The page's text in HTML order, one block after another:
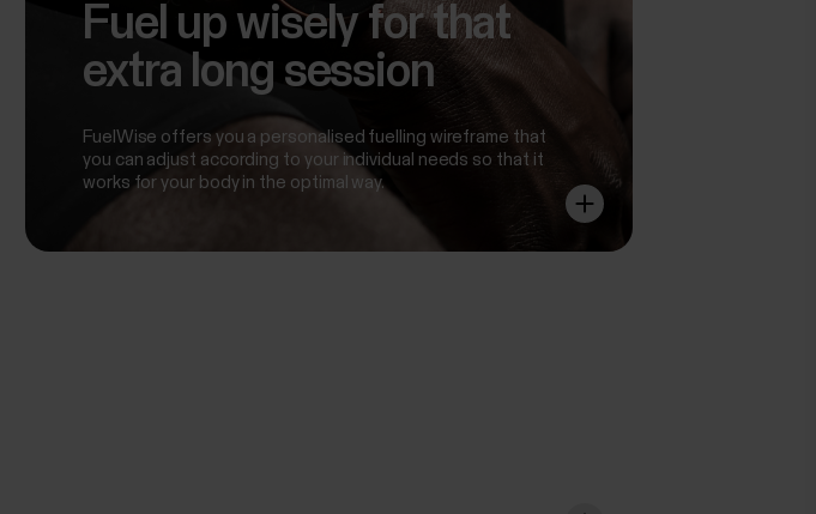
Fuel up wisely for that
extra long session
FuelWise offers you a personalised fuelling wireframe that
you can adjust according to your individual needs so that it
works for your body in the optimal way.